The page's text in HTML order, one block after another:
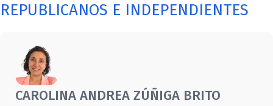
REPUBLICANOS E INDEPENDIENTES
CAROLINA ANDREA ZÚÑIGA BRITO